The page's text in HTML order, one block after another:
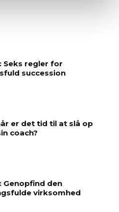
Seks regler for
succession
er det tid til at slå op
coach?
Genopfind den
virksomhed